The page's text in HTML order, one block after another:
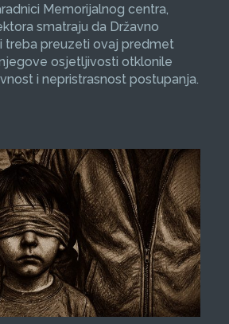
Memorijalnog centra,
smatraju da Državno
treba preuzeti ovaj predmet
osjetljivosti otklonile
i nepristrasnost postupanja.